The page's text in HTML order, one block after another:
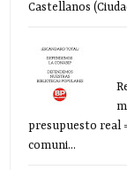
Castellanos
presupuesto real
comuni...